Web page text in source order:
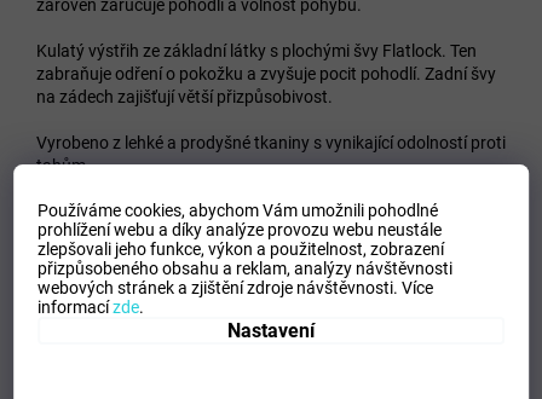
Používáme cookies, abychom Vám umožnili pohodlné
prohlížení webu a díky analýze provozu webu neustále
zlepšovali jeho funkce, výkon a použitelnost,zobrazení
přizpůsobeného obsahu a reklam, analýzy návštěvnosti
webových stránek a zjištění zdroje návštěvnosti.Více
informacízde.
Nastavení
zároveň zaručuje pohodlí a volnost pohybu.
Kulatý výstřih ze základní látky s plochými švy Flatlock. Ten
zabraňuje odření o pokožku a zvyšuje pocit pohodlí. Zadní švy
na zádech zajišťují větší přizpůsobivost.
Vyrobeno z lehké a prodyšné tkaniny s vynikající odolností proti
tahům.
Design s personalizovanými detaily na ramenou a potiskem
loga Joma.
Krátký rukáv
Kulatý výstřih
Odolná lehká tkanina